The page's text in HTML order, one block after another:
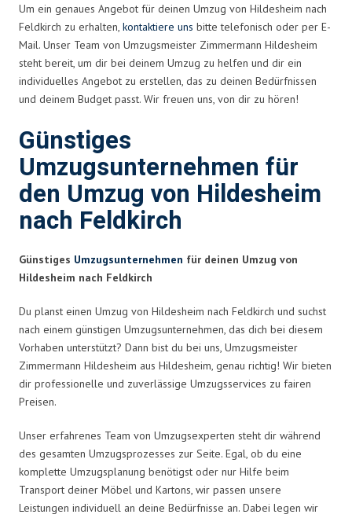
Um ein genaues Angebot für deinen Umzug von Hildesheim nach
Feldkirch zu erhalten, kontaktiere uns bitte telefonisch oder per E-
Mail. Unser Team von Umzugsmeister Zimmermann Hildesheim
steht bereit, um dir bei deinem Umzug zu helfen und dir ein
individuelles Angebot zu erstellen, das zu deinen Bedürfnissen
und deinem Budget passt. Wir freuen uns, von dir zu hören!
Günstiges
Umzugsunternehmen für
den Umzug von Hildesheim
nach Feldkirch
Günstiges Umzugsunternehmen für deinen Umzug von
Hildesheim nach Feldkirch
Du planst einen Umzug von Hildesheim nach Feldkirch und suchst
nach einem günstigen Umzugsunternehmen, das dich bei diesem
Vorhaben unterstützt? Dann bist du bei uns, Umzugsmeister
Zimmermann Hildesheim aus Hildesheim, genau richtig! Wir bieten
dir professionelle und zuverlässige Umzugsservices zu fairen
Preisen.
Unser erfahrenes Team von Umzugsexperten steht dir während
des gesamten Umzugsprozesses zur Seite. Egal, ob du eine
komplette Umzugsplanung benötigst oder nur Hilfe beim
Transport deiner Möbel und Kartons, wir passen unsere
Leistungen individuell an deine Bedürfnisse an. Dabei legen wir